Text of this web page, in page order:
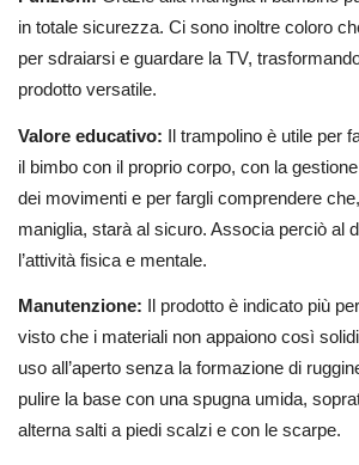
in totale sicurezza. Ci sono inoltre coloro
per sdraiarsi e guardare la TV,
prodotto versatile.
Valore educativo: Il trampolino è utile per
il bimbo con il proprio corpo, con la
dei movimenti e per fargli comprendere
maniglia, starà al sicuro. Associa perciò al
l’attività fisica e mentale.
Manutenzione: Il prodotto è indicato più
visto che i materiali non appaiono così
uso all’aperto senza la formazione di
pulire la base con una spugna umida,
alterna salti a piedi scalzi e con le scarpe.